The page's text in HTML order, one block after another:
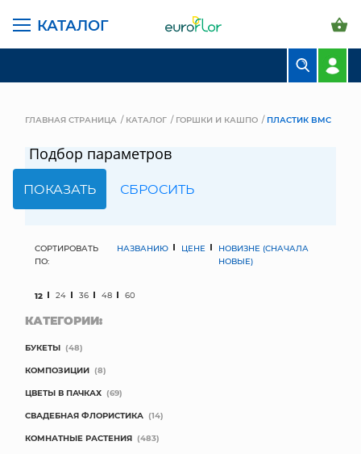
КАТАЛОГ
ГОРШКИ И КАШПО
ГЛАВНАЯ СТРАНИЦА КАТАЛОГ ГОРШКИ И КАШПО ПЛАСТИК BMC
Подбор параметров
СОРТИРОВАТЬ
ПО:
НАЗВАНИЮ ЦЕНЕ
НОВИЗНЕ (СНАЧАЛА
НОВЫЕ)
12 24 36 48 60
КАТЕГОРИИ:
БУКЕТЫ (48)
КОМПОЗИЦИИ (8)
ЦВЕТЫ В ПАЧКАХ (69)
СВАДЕБНАЯ ФЛОРИСТИКА (14)
КОМНАТНЫЕ РАСТЕНИЯ (483)